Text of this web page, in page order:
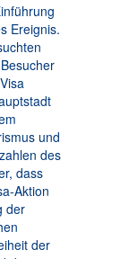
Ereignis.
und
des
dass
Aktion
der
der